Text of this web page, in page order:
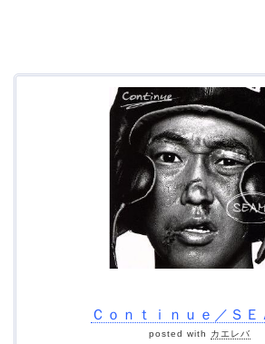
Ｃｏｎｔｉｎｕｅ／ＳＥ
posted with カエレバ